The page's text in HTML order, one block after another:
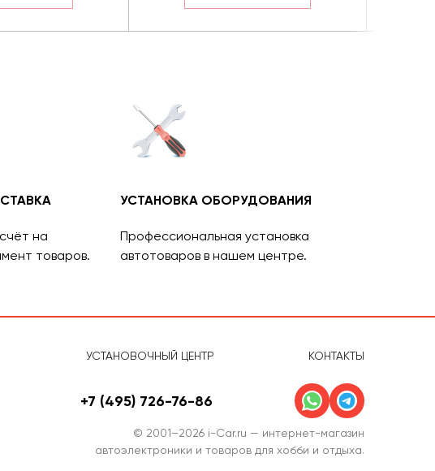
на
товаров.
УСТАНОВКА ОБОРУДОВАНИЯ
Профессиональная установка
автотоваров в нашем центре.
УСТАНОВОЧНЫЙ ЦЕНТР КОНТАКТЫ
+7 (495) 726-76-86
© 2001–2026 i-Car.ru — интернет-магазин
автоэлектроники и товаров для хобби и отдыха.